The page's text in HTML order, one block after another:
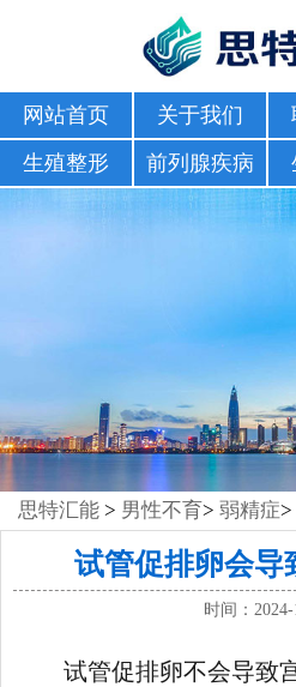
网站首页 关于我们
生殖整形
前列腺疾病
思特汇能 > 男性不育>弱精症>
试管促排卵会导
时间：
试管促排卵不会导致